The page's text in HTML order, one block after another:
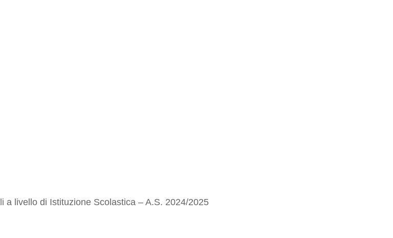
a livello di Istituzione Scolastica – A.S. 2024/2025